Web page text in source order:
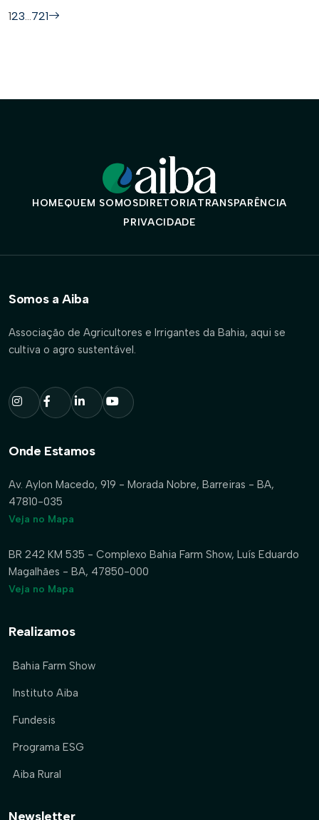
123…721
HOMEQUEM SOMOSDIRETORIATRANSPARÊNCIA
PRIVACIDADE
Somos a Aiba
Associação de Agricultores e Irrigantes da Bahia, aqui se
cultiva o agro sustentável.
Onde Estamos
Av. Aylon Macedo, 919 - Morada Nobre, Barreiras - BA,
47810-035
Veja no Mapa
BR 242 KM 535 - Complexo Bahia Farm Show, Luís Eduardo
Magalhães - BA, 47850-000
Veja no Mapa
Realizamos
Bahia Farm Show
Instituto Aiba
Fundesis
Programa ESG
Aiba Rural
Newsletter